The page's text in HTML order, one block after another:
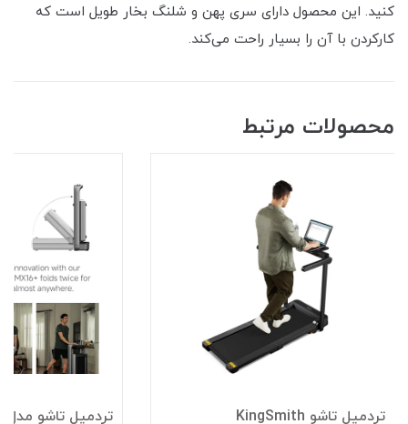
کنید. این محصول دارای سری پهن و شلنگ بخار طویل است که
کارکردن با آن را بسیار راحت می‌کند.
محصولات مرتبط
تردمیل تاشو KingSmith